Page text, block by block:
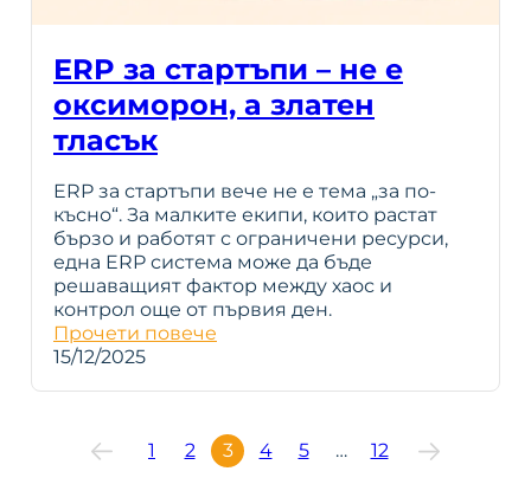
ERP за стартъпи – не е
оксиморон, а златен
тласък
ERP за стартъпи вече не е тема „за по-
късно“. За малките екипи, които растат
бързо и работят с ограничени ресурси,
една ERP система може да бъде
решаващият фактор между хаос и
контрол още от първия ден.
Прочети повече
15/12/2025
1 2 3 4 5 … 12